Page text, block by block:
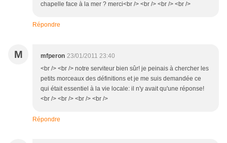
chapelle face à la mer ? merci<br /> <br /> <br /> <br />
Répondre
M mfperon 23/01/2011 23:40
<br /> <br /> notre serviteur bien sûr! je peinais à chercher les
petits morceaux des définitions et je me suis demandée ce
qui était essentiel à la vie locale: il n'y avait qu'une réponse!
<br /> <br /> <br /> <br />
Répondre